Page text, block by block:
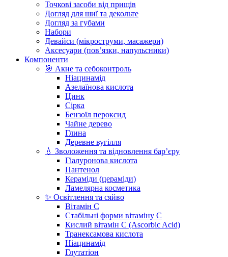
Точкові засоби від прищів
Догляд для шиї та декольте
Догляд за губами
Набори
Девайси (мікроструми, масажери)
Аксесуари (повʼязки, напульсники)
Компоненти
🎯 Акне та себоконтроль
Ніацинамід
Азелаїнова кислота
Цинк
Сірка
Бензоїл пероксид
Чайне дерево
Глина
Деревне вугілля
💧 Зволоження та відновлення бар’єру
Гіалуронова кислота
Пантенол
Кераміди (цераміди)
Ламелярна косметика
✨ Освітлення та сяйво
Вітамін С
Стабільні форми вітаміну С
Кислий вітамін С (Ascorbic Acid)
Транексамова кислота
Ніацинамід
Глутатіон